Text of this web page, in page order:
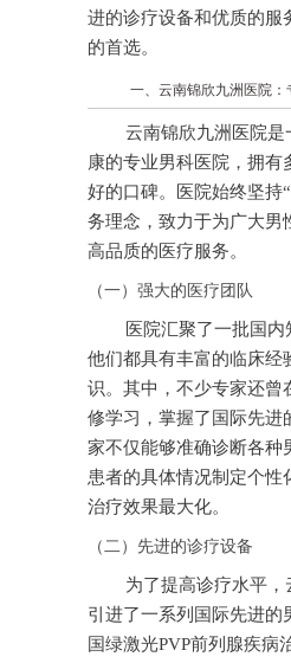
进的诊疗设备和优质的服
的首选。
一、云南锦欣九洲医院
云南锦欣九洲医院
康的专业男科医院，拥有
好的口碑。医院始终坚持
务理念，致力于为广大男
高品质的医疗服务。
（一）强大的医疗团队
医院汇聚了一批国内
他们都具有丰富的临床经
识。其中，不少专家还曾
修学习，掌握了国际先进
家不仅能够准确诊断各种
患者的具体情况制定个性
治疗效果最大化。
（二）先进的诊疗设备
为了提高诊疗水平
引进了一系列国际先进的
国绿激光PVP前列腺疾病